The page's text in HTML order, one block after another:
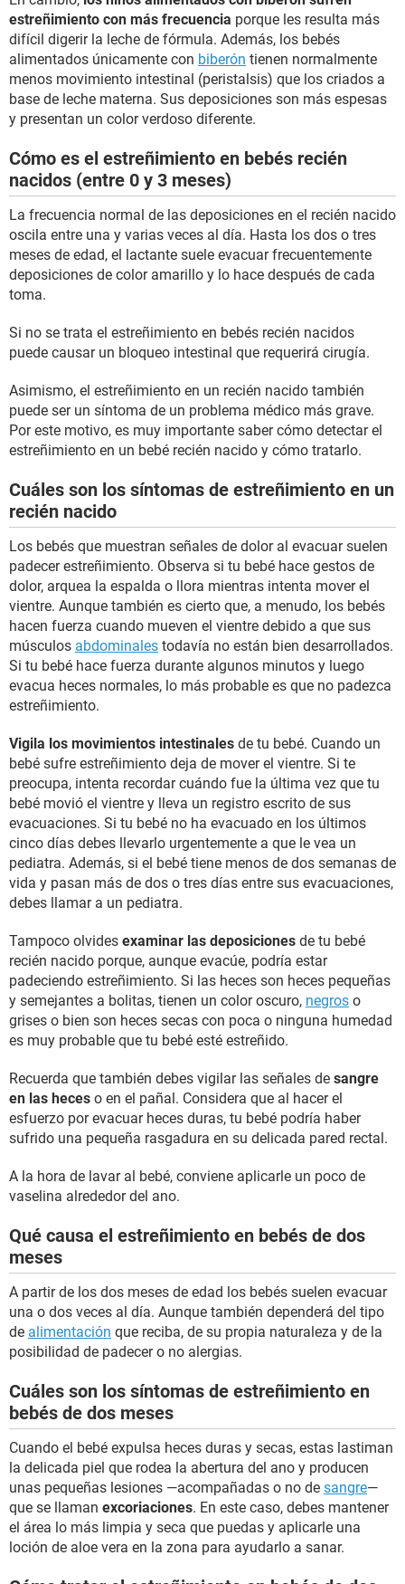
estreñimiento con más frecuencia porque les resulta más
difícil digerir la leche de fórmula. Además, los bebés
alimentados únicamente con biberón tienen normalmente
menos movimiento intestinal (peristalsis) que los criados a
base de leche materna. Sus deposiciones son más espesas
y presentan un color verdoso diferente.
Cómo es el estreñimiento en bebés recién
nacidos (entre 0 y 3 meses)
La frecuencia normal de las deposiciones en el recién nacido
oscila entre una y varias veces al día. Hasta los dos o tres
meses de edad, el lactante suele evacuar frecuentemente
deposiciones de color amarillo y lo hace después de cada
toma.
Si no se trata el estreñimiento en bebés recién nacidos
puede causar un bloqueo intestinal que requerirá cirugía.
Asimismo, el estreñimiento en un recién nacido también
puede ser un síntoma de un problema médico más grave.
Por este motivo, es muy importante saber cómo detectar el
estreñimiento en un bebé recién nacido y cómo tratarlo.
Cuáles son los síntomas de estreñimiento en un
recién nacido
Los bebés que muestran señales de dolor al evacuar suelen
padecer estreñimiento. Observa si tu bebé hace gestos de
dolor, arquea la espalda o llora mientras intenta mover el
vientre. Aunque también es cierto que, a menudo, los bebés
hacen fuerza cuando mueven el vientre debido a que sus
músculos abdominales todavía no están bien desarrollados.
Si tu bebé hace fuerza durante algunos minutos y luego
evacua heces normales, lo más probable es que no padezca
estreñimiento.
Vigila los movimientos intestinales de tu bebé. Cuando un
bebé sufre estreñimiento deja de mover el vientre. Si te
preocupa, intenta recordar cuándo fue la última vez que tu
bebé movió el vientre y lleva un registro escrito de sus
evacuaciones. Si tu bebé no ha evacuado en los últimos
cinco días debes llevarlo urgentemente a que le vea un
pediatra. Además, si el bebé tiene menos de dos semanas de
vida y pasan más de dos o tres días entre sus evacuaciones,
debes llamar a un pediatra.
Tampoco olvides examinar las deposiciones de tu bebé
recién nacido porque, aunque evacúe, podría estar
padeciendo estreñimiento. Si las heces son heces pequeñas
y semejantes a bolitas, tienen un color oscuro, negros o
grises o bien son heces secas con poca o ninguna humedad
es muy probable que tu bebé esté estreñido.
Recuerda que también debes vigilar las señales de sangre
en las heces o en el pañal. Considera que al hacer el
esfuerzo por evacuar heces duras, tu bebé podría haber
sufrido una pequeña rasgadura en su delicada pared rectal.
A la hora de lavar al bebé, conviene aplicarle un poco de
vaselina alrededor del ano.
Qué causa el estreñimiento en bebés de dos
meses
A partir de los dos meses de edad los bebés suelen evacuar
una o dos veces al día. Aunque también dependerá del tipo
de alimentación que reciba, de su propia naturaleza y de la
posibilidad de padecer o no alergias.
Cuáles son los síntomas de estreñimiento en
bebés de dos meses
Cuando el bebé expulsa heces duras y secas, estas lastiman
la delicada piel que rodea la abertura del ano y producen
unas pequeñas lesiones —acompañadas o no de sangre—
que se llaman excoriaciones. En este caso, debes mantener
el área lo más limpia y seca que puedas y aplicarle una
loción de aloe vera en la zona para ayudarlo a sanar.